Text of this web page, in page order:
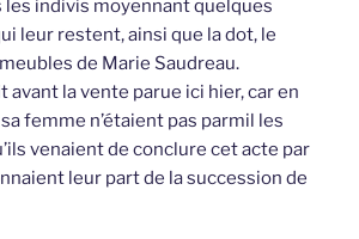
indivis moyennant quelques
leur restent, ainsi que la dot, le
de Marie Saudreau.
avant la vente parue ici hier, car en
femme n’étaient pas parmil les
venaient de conclure cet acte par
leur part de la succession de